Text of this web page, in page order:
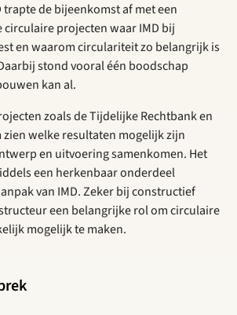
trapte de bijeenkomst af met een
circulaire projecten waar IMD bij
en waarom circulariteit zo belangrijk is
stond vooral één boodschap
kan al.
zoals de Tijdelijke Rechtbank en
welke resultaten mogelijk zijn
en uitvoering samenkomen. Het
een herkenbaar onderdeel
van IMD. Zeker bij constructief
een belangrijke rol om circulaire
mogelijk te maken.